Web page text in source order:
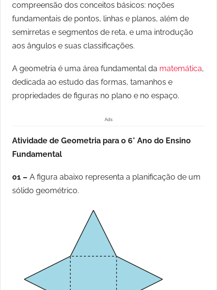
compreensão dos conceitos básicos: noções
fundamentais de pontos, linhas e planos, além de
semirretas e segmentos de reta, e uma introdução
aos ângulos e suas classificações.
A geometria é uma área fundamental da matemática,
dedicada ao estudo das formas, tamanhos e
propriedades de figuras no plano e no espaço.
Ads
Atividade de Geometria para o 6° Ano do Ensino
Fundamental
01 – A figura abaixo representa a planificação de um
sólido geométrico.